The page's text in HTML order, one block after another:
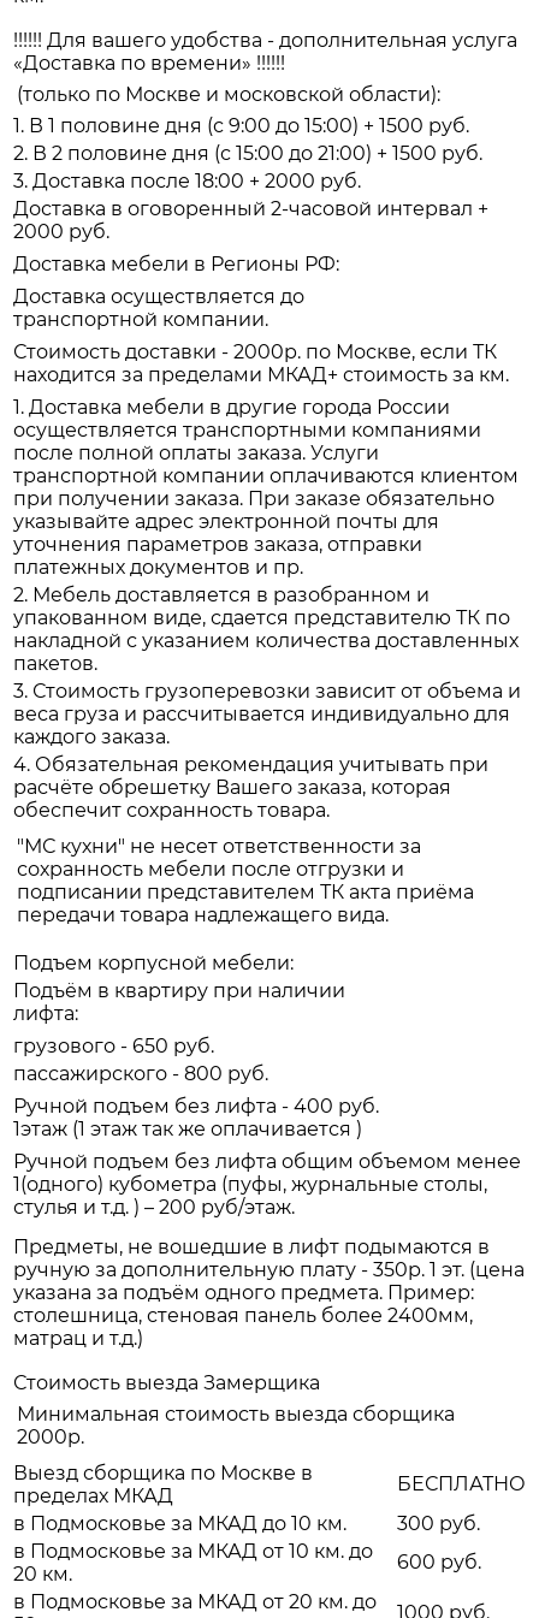
!!!!!! Для вашего удобства - дополнительная услуга
«Доставка по времени» !!!!!!
(только по Москве и московской области):
1. В 1 половине дня (с 9:00 до 15:00) + 1500 руб.
2. В 2 половине дня (с 15:00 до 21:00) + 1500 руб.
3. Доставка после 18:00 + 2000 руб.
Доставка в оговоренный 2-часовой интервал +
2000 руб.
Доставка мебели в Регионы РФ:
Доставка осуществляется до
транспортной компании.
Стоимость доставки - 2000р. по Москве, если ТК
находится за пределами МКАД+ стоимость за км.
1. Доставка мебели в другие города России
осуществляется транспортными компаниями
после полной оплаты заказа. Услуги
транспортной компании оплачиваются клиентом
при получении заказа. При заказе обязательно
указывайте адрес электронной почты для
уточнения параметров заказа, отправки
платежных документов и пр.
2. Мебель доставляется в разобранном и
упакованном виде, сдается представителю ТК по
накладной с указанием количества доставленных
пакетов.
3. Стоимость грузоперевозки зависит от объема и
веса груза и рассчитывается индивидуально для
каждого заказа.
4. Обязательная рекомендация учитывать при
расчёте обрешетку Вашего заказа, которая
обеспечит сохранность товара.
"МС кухни" не несет ответственности за
сохранность мебели после отгрузки и
подписании представителем ТК акта приёма
передачи товара надлежащего вида.
Подъем корпусной мебели:
Подъём в квартиру при наличии
лифта:
грузового - 650 руб.
пассажирского - 800 руб.
Ручной подъем без лифта - 400 руб.
1этаж (1 этаж так же оплачивается )
Ручной подъем без лифта общим объемом менее
1(одного) кубометра (пуфы, журнальные столы,
стулья и т.д. ) – 200 руб/этаж.
Предметы, не вошедшие в лифт подымаются в
ручную за дополнительную плату - 350р. 1 эт. (цена
указана за подъём одного предмета. Пример:
столешница, стеновая панель более 2400мм,
матрац и т.д.)
Стоимость выезда Замерщика
Минимальная стоимость выезда сборщика
2000р.
Выезд сборщика по Москве в
пределах МКАД
БЕСПЛАТНО
в Подмосковье за МКАД до 10 км.
300 руб.
в Подмосковье за МКАД от 10 км. до
20 км.
600 руб.
в Подмосковье за МКАД от 20 км. до
1000 руб.